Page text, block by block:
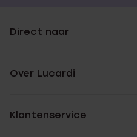
Direct naar
Over Lucardi
Klantenservice